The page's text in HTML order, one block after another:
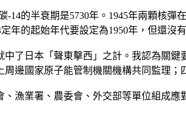
14的半衰期是5730年。1945年兩顆核
年的起始年代要設定為1950年，但還沒
了日本「聲東擊西」之計。我認為關
邊國家原子能管制機關機構共同監理
漁業署、農委會、外交部等單位組成應